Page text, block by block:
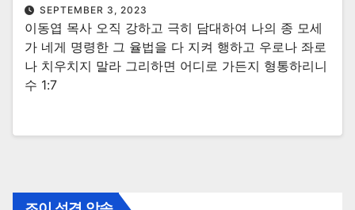
SEPTEMBER 3, 2023
이동엽 목사 오직 강하고 극히 담대하여 나의 종 모세
가 네게 명령한 그 율법을 다 지켜 행하고 우로나 좌로
나 치우치지 말라 그리하면 어디로 가든지 형통하리니
수 1:7